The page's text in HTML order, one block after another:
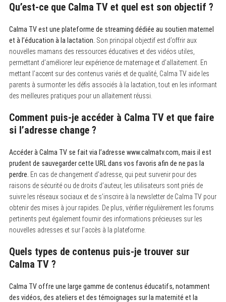
Qu’est-ce que Calma TV et quel est son objectif ?
Calma TV est une plateforme de streaming dédiée au soutien maternel
et à l’éducation à la lactation. Son principal objectif est d’offrir aux
nouvelles mamans des ressources éducatives et des vidéos utiles,
permettant d’améliorer leur expérience de maternage et d’allaitement. En
mettant l’accent sur des contenus variés et de qualité, Calma TV aide les
parents à surmonter les défis associés à la lactation, tout en les informant
des meilleures pratiques pour un allaitement réussi.
Comment puis-je accéder à Calma TV et que faire
si l’adresse change ?
Accéder à Calma TV se fait via l’adresse www.calmatv.com, mais il est
prudent de sauvegarder cette URL dans vos favoris afin de ne pas la
perdre. En cas de changement d’adresse, qui peut survenir pour des
raisons de sécurité ou de droits d’auteur, les utilisateurs sont priés de
suivre les réseaux sociaux et de s’inscrire à la newsletter de Calma TV pour
obtenir des mises à jour rapides. De plus, vérifier régulièrement les forums
pertinents peut également fournir des informations précieuses sur les
nouvelles adresses et sur l’accès à la plateforme.
Quels types de contenus puis-je trouver sur
Calma TV ?
Calma TV offre une large gamme de contenus éducatifs, notamment
des vidéos, des ateliers et des témoignages sur la maternité et la